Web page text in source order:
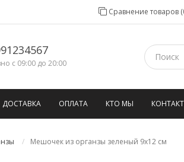
Сравнение товаров
с 09:00 до 20:00
ДОСТАВКА ОПЛАТА КТО МЫ
Мешочек из органзы зеленый 9х12 см